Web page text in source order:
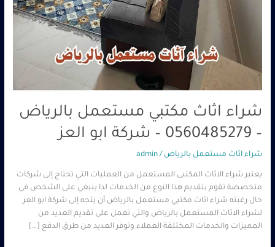
شراء اثاث مكتبي مستعمل بالرياض
– 0560485279 – شركة ابو العز
شراء اثاث مستعمل بالرياض /
admin
يعتبر شراء الاثاث المكتبى المستعمل من العمليات التي تحتاج إلى شركات
متخصصة تقوم بتقديم هذا النوع من الخدمات لذا ينبغي على الشخص في
حال رغبته شراء اثاث مكتبي مستعمل بالرياض أن يتجه إلى شركة ابو العز
لشراء الاثاث المستعمل بالرياض والتي تعمل على تقديم العديد من
المميزات والخدمات المختلفة العملاء وتوفر العديد من طرق الدفع […]